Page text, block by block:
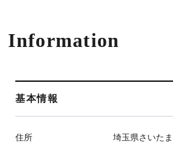
Information
基本情報
住所 埼玉県さいた